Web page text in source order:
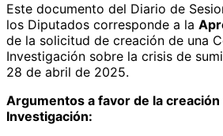
Este documento del Diario de
los Diputados corresponde a la
de la solicitud de creación de una
Investigación sobre la crisis de
28 de abril de 2025.
Argumentos a favor de la creación
Investigación: